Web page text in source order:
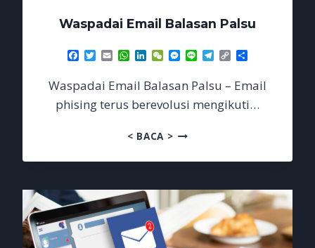
Waspadai Email Balasan Palsu
Facebook
TwitterEmailWhatsApp
LinkedIn
WeChatMessenger
Line Telegram
Copy
Link
Waspadai Email Balasan Palsu – Email
phising terus berevolusi mengikuti…
< BACA >WASPADAI
BALASAN